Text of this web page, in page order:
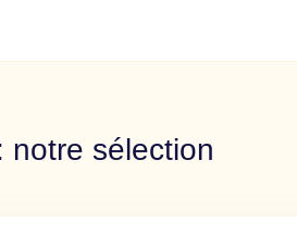
notre sélection